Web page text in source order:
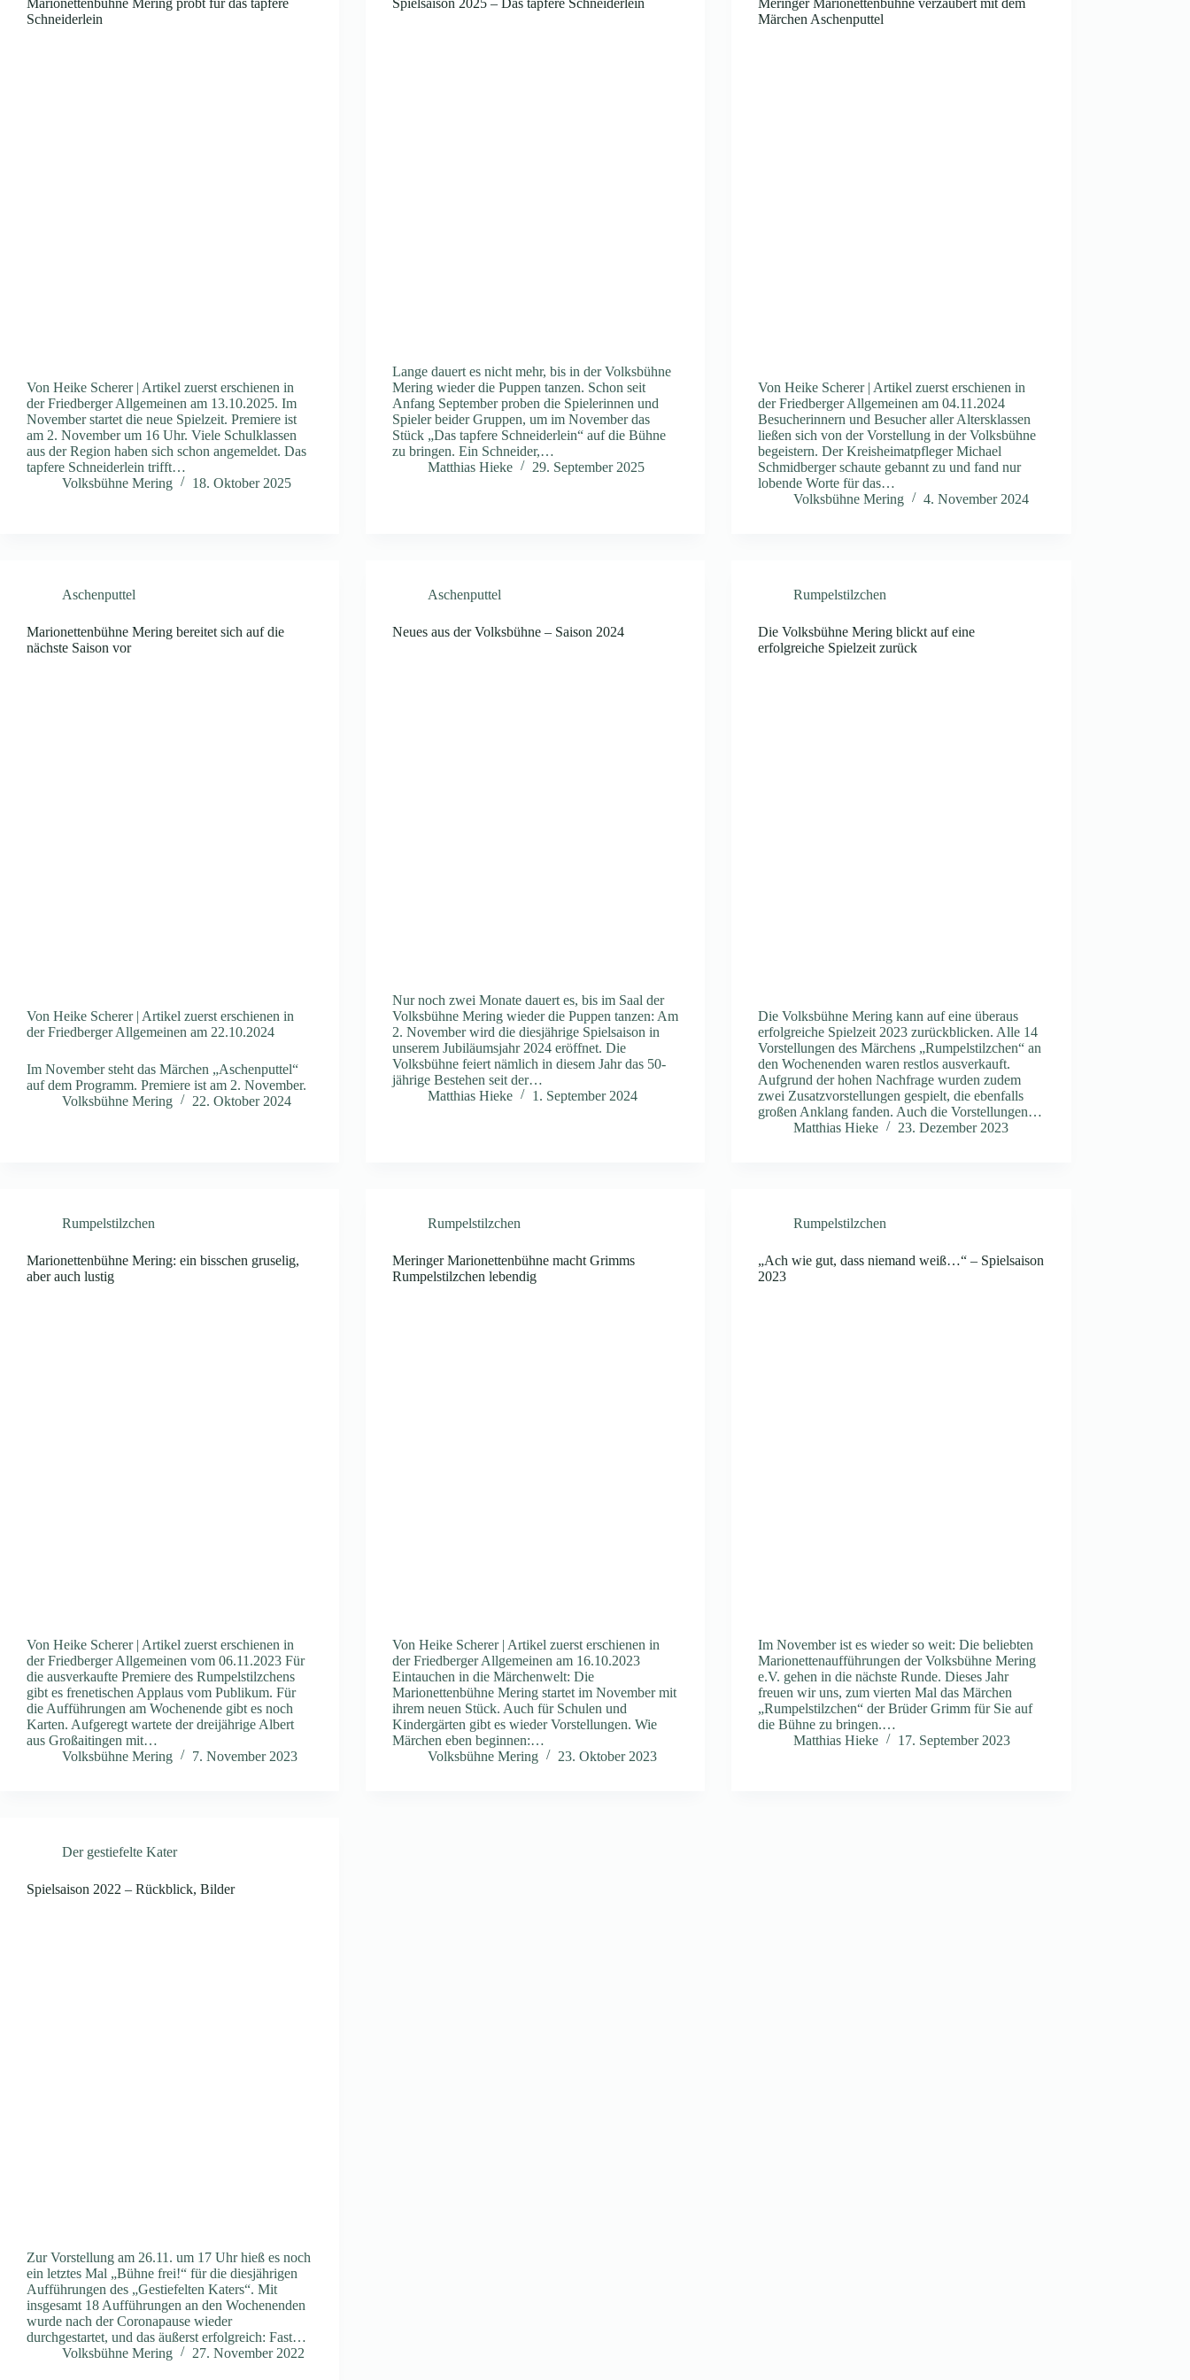
Marionettenbühne Mering probt für das tapfere
Schneiderlein
Von Heike Scherer | Artikel zuerst erschienen in
der Friedberger Allgemeinen am 13.10.2025. Im
November startet die neue Spielzeit. Premiere ist
am 2. November um 16 Uhr. Viele Schulklassen
aus der Region haben sich schon angemeldet. Das
tapfere Schneiderlein trifft…
Volksbühne Mering
18. Oktober 2025
Spielsaison 2025 – Das tapfere Schneiderlein
Lange dauert es nicht mehr, bis in der Volksbühne
Mering wieder die Puppen tanzen. Schon seit
Anfang September proben die Spielerinnen und
Spieler beider Gruppen, um im November das
Stück „Das tapfere Schneiderlein“ auf die Bühne
zu bringen. Ein Schneider,…
Matthias Hieke
29. September 2025
Meringer Marionettenbühne verzaubert mit dem
Märchen Aschenputtel
Von Heike Scherer | Artikel zuerst erschienen in
der Friedberger Allgemeinen am 04.11.2024
Besucherinnern und Besucher aller Altersklassen
ließen sich von der Vorstellung in der Volksbühne
begeistern. Der Kreisheimatpfleger Michael
Schmidberger schaute gebannt zu und fand nur
lobende Worte für das…
Volksbühne Mering
4. November 2024
Aschenputtel
Marionettenbühne Mering bereitet sich auf die
nächste Saison vor
Von Heike Scherer | Artikel zuerst erschienen in
der Friedberger Allgemeinen am 22.10.2024
Im November steht das Märchen „Aschenputtel“
auf dem Programm. Premiere ist am 2. November.
Volksbühne Mering
22. Oktober 2024
Aschenputtel
Neues aus der Volksbühne – Saison 2024
Nur noch zwei Monate dauert es, bis im Saal der
Volksbühne Mering wieder die Puppen tanzen: Am
2. November wird die diesjährige Spielsaison in
unserem Jubiläumsjahr 2024 eröffnet. Die
Volksbühne feiert nämlich in diesem Jahr das 50-
jährige Bestehen seit der…
Matthias Hieke
1. September 2024
Rumpelstilzchen
Die Volksbühne Mering blickt auf eine
erfolgreiche Spielzeit zurück
Die Volksbühne Mering kann auf eine überaus
erfolgreiche Spielzeit 2023 zurückblicken. Alle 14
Vorstellungen des Märchens „Rumpelstilzchen“ an
den Wochenenden waren restlos ausverkauft.
Aufgrund der hohen Nachfrage wurden zudem
zwei Zusatzvorstellungen gespielt, die ebenfalls
großen Anklang fanden. Auch die Vorstellungen…
Matthias Hieke
23. Dezember 2023
Rumpelstilzchen
Marionettenbühne Mering: ein bisschen gruselig,
aber auch lustig
Von Heike Scherer | Artikel zuerst erschienen in
der Friedberger Allgemeinen vom 06.11.2023 Für
die ausverkaufte Premiere des Rumpelstilzchens
gibt es frenetischen Applaus vom Publikum. Für
die Aufführungen am Wochenende gibt es noch
Karten. Aufgeregt wartete der dreijährige Albert
aus Großaitingen mit…
Volksbühne Mering
7. November 2023
Rumpelstilzchen
Meringer Marionettenbühne macht Grimms
Rumpelstilzchen lebendig
Von Heike Scherer | Artikel zuerst erschienen in
der Friedberger Allgemeinen am 16.10.2023
Eintauchen in die Märchenwelt: Die
Marionettenbühne Mering startet im November mit
ihrem neuen Stück. Auch für Schulen und
Kindergärten gibt es wieder Vorstellungen. Wie
Märchen eben beginnen:…
Volksbühne Mering
23. Oktober 2023
Rumpelstilzchen
„Ach wie gut, dass niemand weiß…“ – Spielsaison
2023
Im November ist es wieder so weit: Die beliebten
Marionettenaufführungen der Volksbühne Mering
e.V. gehen in die nächste Runde. Dieses Jahr
freuen wir uns, zum vierten Mal das Märchen
„Rumpelstilzchen“ der Brüder Grimm für Sie auf
die Bühne zu bringen.…
Matthias Hieke
17. September 2023
Der gestiefelte Kater
Spielsaison 2022 – Rückblick, Bilder
Zur Vorstellung am 26.11. um 17 Uhr hieß es noch
ein letztes Mal „Bühne frei!“ für die diesjährigen
Aufführungen des „Gestiefelten Katers“. Mit
insgesamt 18 Aufführungen an den Wochenenden
wurde nach der Coronapause wieder
durchgestartet, und das äußerst erfolgreich: Fast…
Volksbühne Mering
27. November 2022